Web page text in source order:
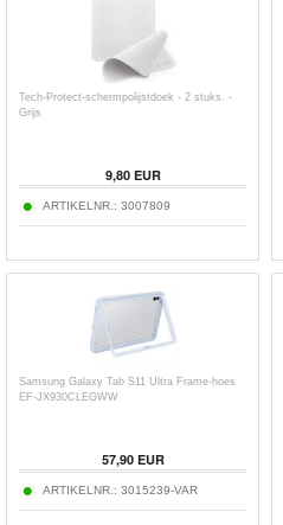
Tech-Protect-schermpolijstdoek - 2 stuks. -
Grijs
9,80EUR
ARTIKELNR.: 3007809
Samsung Galaxy Tab S11 Ultra Frame-hoes
EF-JX930CLEGWW
57,90EUR
ARTIKELNR.: 3015239-VAR